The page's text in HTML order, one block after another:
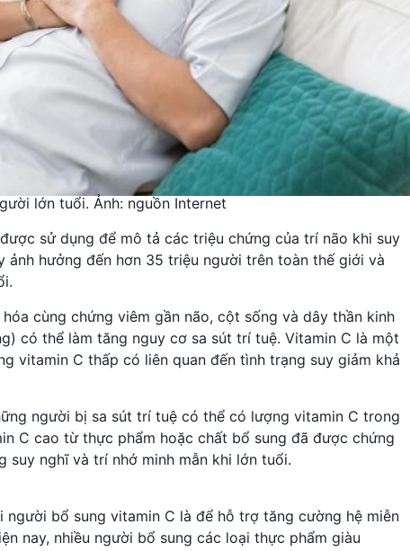
lớn tuổi. Ảnh: nguồn Internet
sử dụng để mô tả các triệu chứng của trí não khi suy
ảnh hưởng đến hơn 35 triệu người trên toàn thế giới và
cùng chứng viêm gần não, cột sống và dây thần kinh
có thể làm tăng nguy cơ sa sút trí tuệ. Vitamin C là một
vitamin C thấp có liên quan đến tình trạng suy giảm khả
người bị sa sút trí tuệ có thể có lượng vitamin C trong
C cao từ thực phẩm hoặc chất bổ sung đã được chứng
suy nghĩ và trí nhớ minh mẫn khi lớn tuổi.
bổ sung vitamin C là để hỗ trợ tăng cường hệ miễn
nay, nhiều người bổ sung các loại thực phẩm giàu